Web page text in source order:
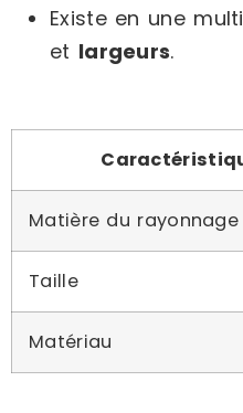
Existe en une
et largeurs.
Matière du rayonnage
Taille
Matériau